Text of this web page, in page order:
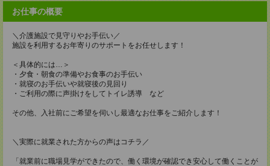
お仕事の概要
＼介護施設で見守りやお手伝い／
施設を利用するお年寄りのサポートをお任せします！
＜具体的には…＞
・夕食・朝食の準備やお食事のお手伝い
・就寝のお手伝いや就寝後の見回り
・ご利用の際に声掛けをしてトイレ誘導 など
その他、入社前にご希望を伺いし最適なお仕事をご紹介します！
＼実際に就業された方からの声はコチラ／
「就業前に職場見学ができたので、働く環境が確認でき安心して働くことが